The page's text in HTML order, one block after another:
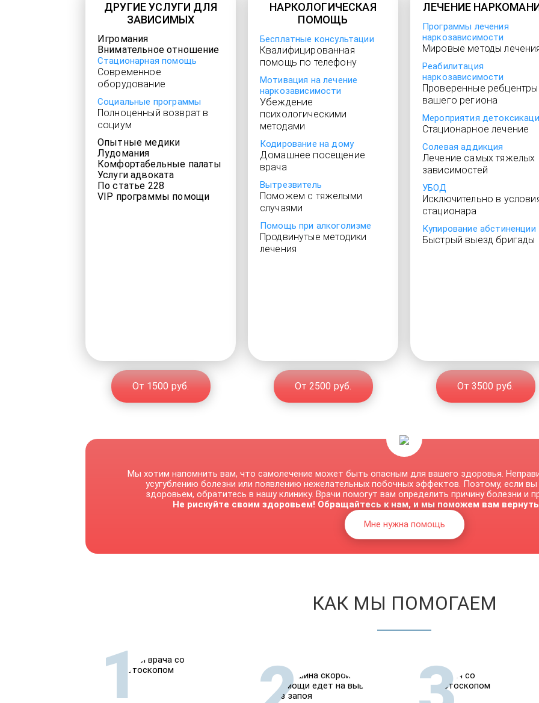
ДРУГИЕ УСЛУГИ ДЛЯ
ЗАВИСИМЫХ
Игромания
Внимательное отношение
Стационарная помощь
Современное
оборудование
Социальные программы
Полноценный возврат в
социум
Опытные медики
Лудомания
Комфортабельные палаты
Услуги адвоката
По статье 228
VIP программы помощи
От 1500 руб.
НАРКОЛОГИЧЕСКАЯ
ПОМОЩЬ
Бесплатные консультации
Квалифицированная
помощь по телефону
Мотивация на лечение
наркозависимости
Убеждение
психологическими
методами
Кодирование на дому
Домашнее посещение
врача
Вытрезвитель
Поможем с тяжелыми
случаями
Помощь при алкоголизме
Продвинутые методики
лечения
От 2500 руб.
ЛЕЧЕНИЕ
Программы лечения
наркозависимости
Мировые методы
Реабилитация
наркозависимости
Проверенные ребцентры
вашего региона
Мероприятия
Стационарное лечение
Солевая аддикция
Лечение самых тяжелых
зависимостей
УБОД
Исключительно в
стационара
Купирование абстиненции
Быстрый выезд бригады
От 3500 руб.
Мы хотим напомнить вам, что самолечение может быть опасным для вашего здоровья.
усугублению болезни или появлению нежелательных побочных эффектов. Поэтому, если
здоровьем, обратитесь в нашу клинику. Врачи помогут вам определить причину болезни и
Не рискуйте своим здоровьем! Обращайтесь к нам, и мы поможем вам
Мне нужна помощь
КАК МЫ ПОМОГАЕМ
1